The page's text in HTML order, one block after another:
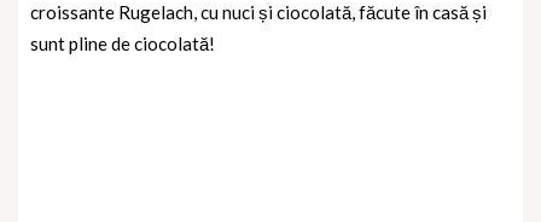
croissante Rugelach, cu nuci și ciocolată, făcute în casă și
sunt pline de ciocolată!